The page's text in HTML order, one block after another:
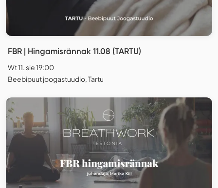
FBR | Hingamisrännak 11.08 (TARTU)
Wt 11. sie 19:00
Beebipuut joogastuudio, Tartu